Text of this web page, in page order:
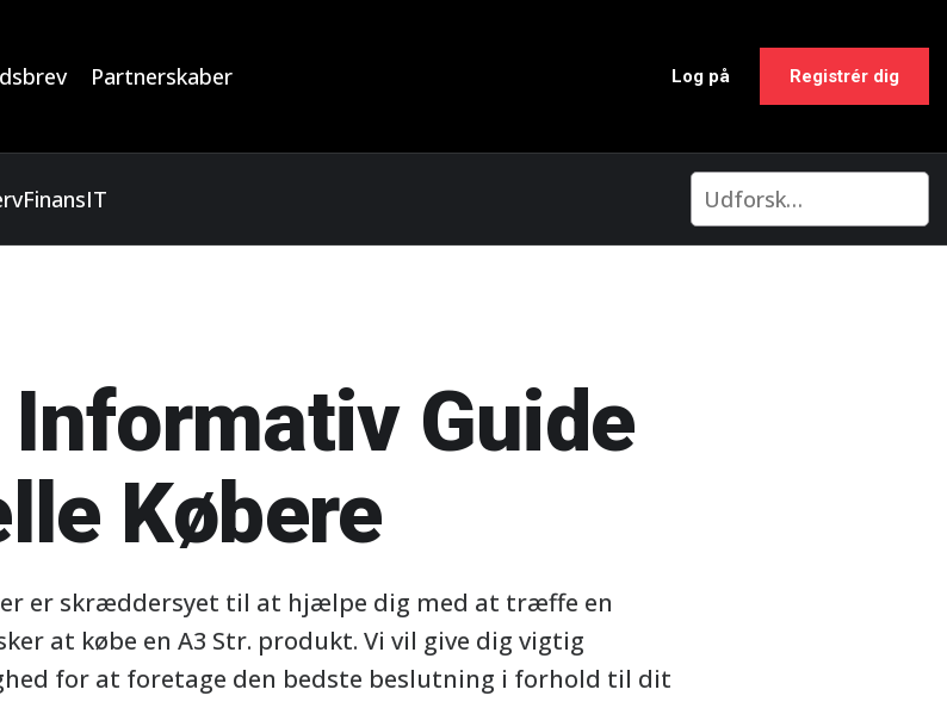
Partnerskaber Log på Registrér dig
FinansIT
Informativ Guide
Købere
er skræddersyet til at hjælpe dig med at træffe en
at købe en A3 Str. produkt. Vi vil give dig vigtig
for at foretage den bedste beslutning i forhold til dit